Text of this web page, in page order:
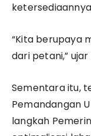
“Kita berupaya
dari petani,” ujar
Sementara itu,
Pemandangan
langkah